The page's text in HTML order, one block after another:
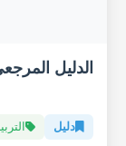
الدليل
دليل